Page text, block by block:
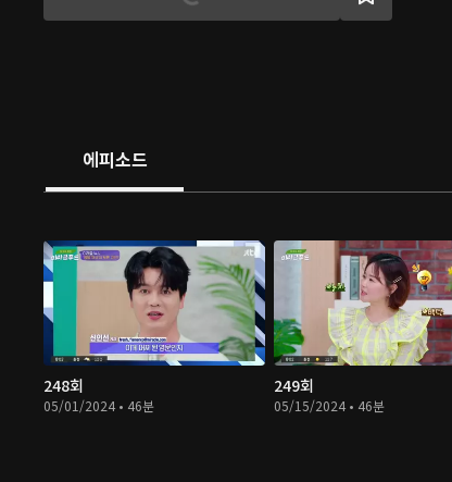
에피소드
248회
05/01/2024 • 46분
249회
05/15/2024 • 46분